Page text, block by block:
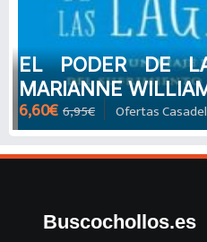
EL PODER DE
MARIANNE
6,60€ 6,95€ Ofertas
Buscochollos.es